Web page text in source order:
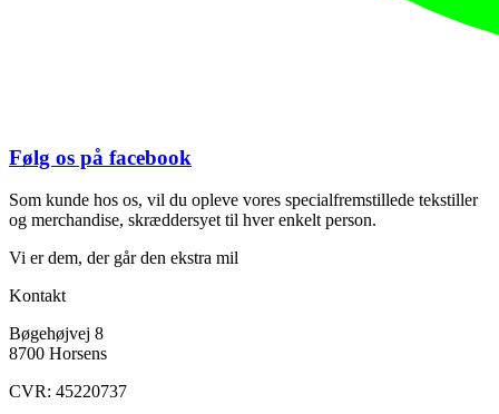
Følg os på facebook
Som kunde hos os, vil du opleve vores specialfremstillede tekstiller
og merchandise, skræddersyet til hver enkelt person.
Vi er dem, der går den ekstra mil
Kontakt
Bøgehøjvej 8
8700 Horsens
CVR: 45220737